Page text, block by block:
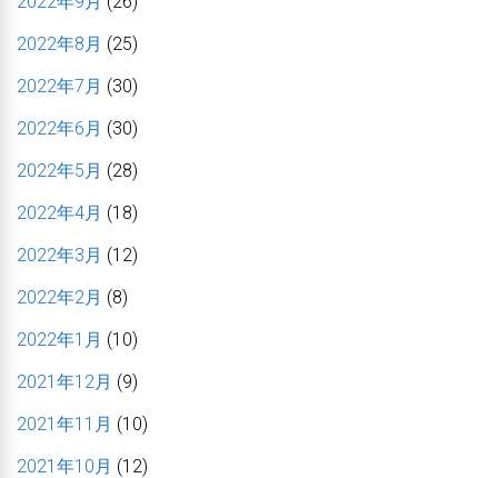
2022年8月 (25)
2022年7月 (30)
2022年6月 (30)
2022年5月 (28)
2022年4月 (18)
2022年3月 (12)
2022年2月 (8)
2022年1月 (10)
2021年12月 (9)
2021年11月 (10)
2021年10月 (12)